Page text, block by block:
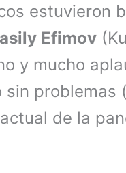
estuvieron
Efimov
y mucho
problemas
de la